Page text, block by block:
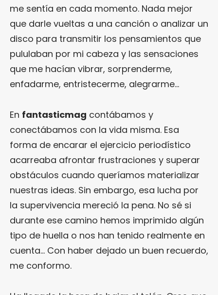
me sentía en cada momento. Nada mejor
que darle vueltas a una canción o analizar un
disco para transmitir los pensamientos que
pululaban por mi cabeza y las sensaciones
que me hacían vibrar, sorprenderme,
enfadarme, entristecerme, alegrarme…
En fantasticmag contábamos y
conectábamos con la vida misma. Esa
forma de encarar el ejercicio periodístico
acarreaba afrontar frustraciones y superar
obstáculos cuando queríamos materializar
nuestras ideas. Sin embargo, esa lucha por
la supervivencia mereció la pena. No sé si
durante ese camino hemos imprimido algún
tipo de huella o nos han tenido realmente en
cuenta… Con haber dejado un buen recuerdo,
me conformo.